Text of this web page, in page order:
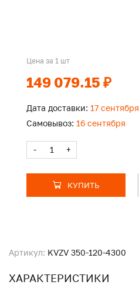
Артикул: KVZV 350-120-4300
ХАРАКТЕРИСТИКИ
Цена за 1 шт
149 079.15 ₽
Дата доставки: 17 сентября
Самовывоз: 16 сентября
- +
КУПИТЬ